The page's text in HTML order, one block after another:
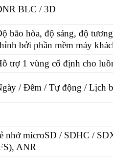
BLC / 3D
bão hòa, độ sáng, độ
bởi phần mềm máy
trợ 1 vùng cố định cho
/ Đêm / Tự động / Lịch
nhớ microSD / SDHC /
ANR